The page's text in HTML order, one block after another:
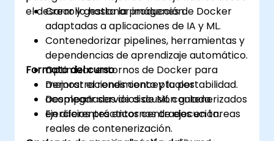
el desarrollo hasta la producción.
Crear y gestionar imágenes de Docker
adaptadas a aplicaciones de IA y ML.
Contenedorizar pipelines, herramientas y
dependencias de aprendizaje automático.
Optimizar entornos de Docker para
mejorar el rendimiento y la portabilidad.
Desplegar servicios de ML contenerizados
en diferentes entornos de ejecución.
Formato del curso
Demostraciones conceptuales
acompañadas de discusión guiada.
Ejercicios prácticos centrados en tareas
reales de contenerización.